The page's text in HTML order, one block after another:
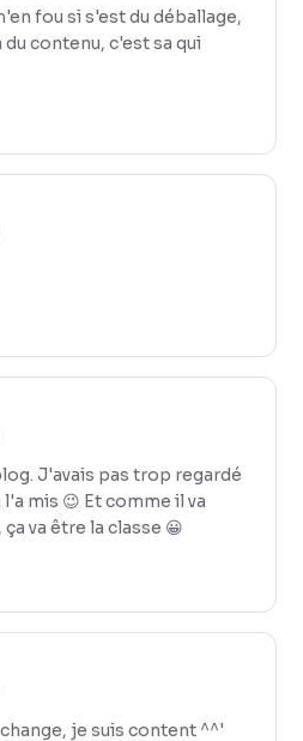
fou si s'est du déballage,
contenu, c'est sa qui
J'avais pas trop regardé
mis 😉 Et comme il va
va être la classe 😀
je suis content ^^'